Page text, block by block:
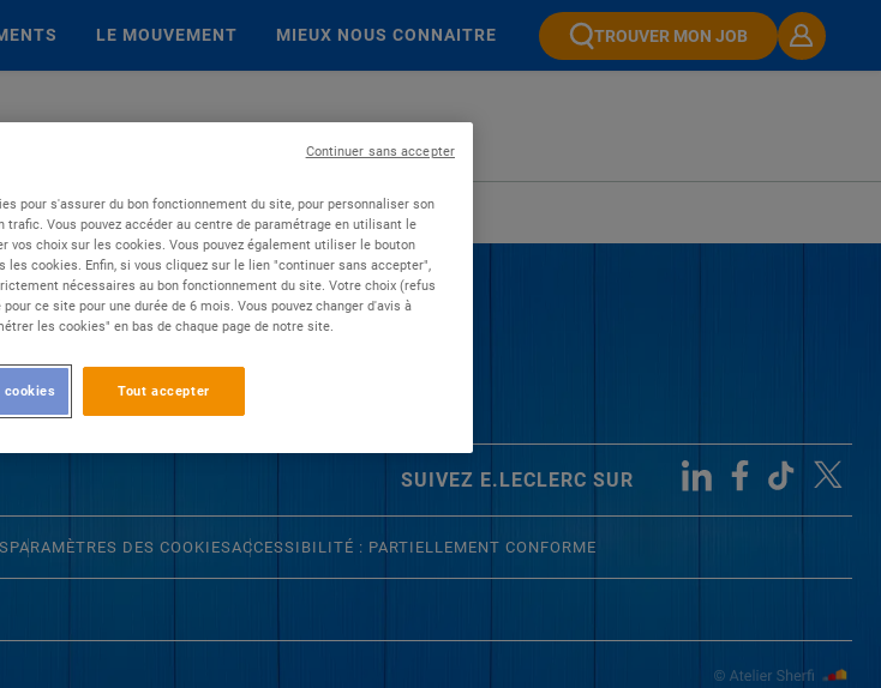
LE MOUVEMENT MIEUX NOUS CONNAITRE TROUVER MON JOB
SUIVEZ E.LECLERC SUR
PARAMÈTRES DES COOKIESACCESSIBILITÉ : PARTIELLEMENT CONFORME
pour s'assurer du bon fonctionnement du site, pour personnaliser son
Vous pouvez accéder au centre de paramétrage en utilisant le
vos choix sur les cookies. Vous pouvez également utiliser le bouton
cookies. Enfin, si vous cliquez sur le lien "continuer sans accepter",
nécessaires au bon fonctionnement du site. Votre choix (refus
ce site pour une durée de 6 mois. Vous pouvez changer d'avis à
les cookies" en bas de chaque page de notre site.
Tout accepter
cookies
Continuer sans accepter